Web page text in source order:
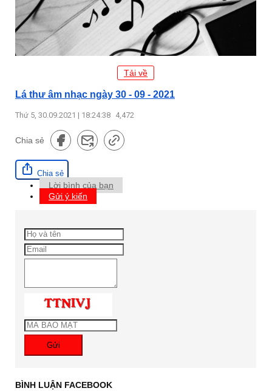
Tải về
Lá thư âm nhạc ngày 30 - 09 - 2021
Thứ 5, 30.09.2021 | 18:24:38 4,472
Chia sẻ
Chia sẻ
Lời bình của bạn
Gửi ý kiến
Gửi
BÌNH LUẬN FACEBOOK